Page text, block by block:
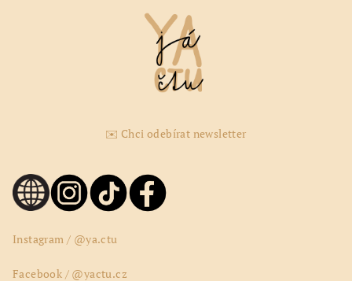
✉️ Chci odebírat newsletter
Instagram / @ya.ctu
Facebook / @yactu.cz